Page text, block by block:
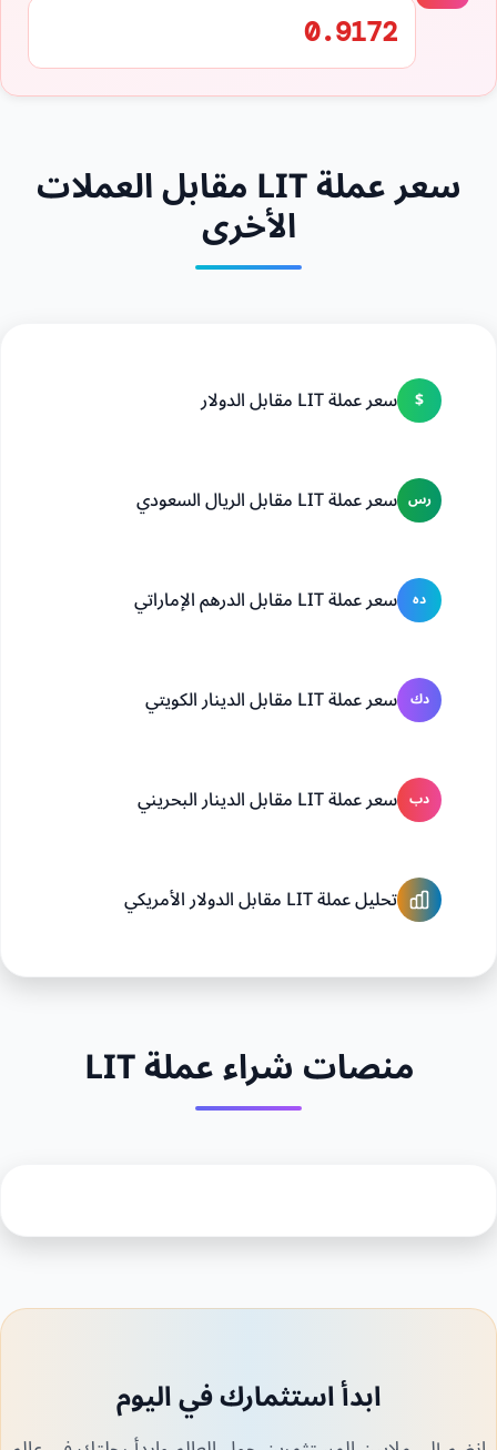
0.9172
سعر عملة LIT مقابل العملات
الأخرى
$ سعر عملة LIT مقابل الدولار
رس سعر عملة LIT مقابل الريال السعودي
ده سعر عملة LIT مقابل الدرهم الإماراتي
دك سعر عملة LIT مقابل الدينار الكويتي
دب سعر عملة LIT مقابل الدينار البحريني
تحليل عملة LIT مقابل الدولار الأمريكي
منصات شراء عملة LIT
ابدأ استثمارك في اليوم